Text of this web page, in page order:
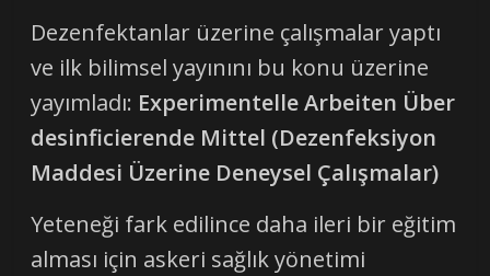
Dezenfektanlar üzerine çalışmalar yaptı
ve ilk bilimsel yayınını bu konu üzerine
yayımladı: Experimentelle Arbeiten Über
desinficierende Mittel (Dezenfeksiyon
Maddesi Üzerine Deneysel Çalışmalar)
Yeteneği fark edilince daha ileri bir eğitim
alması için askeri sağlık yönetimi